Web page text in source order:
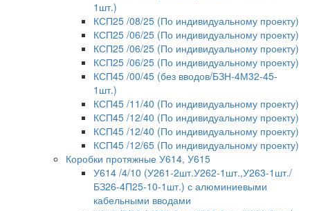
1шт.)
КСП25 /08/25 (По индивидуальному проекту)
КСП25 /06/25 (По индивидуальному проекту)
КСП25 /06/25 (По индивидуальному проекту)
КСП25 /06/25 (По индивидуальному проекту)
КСП45 /00/45 (без вводов/БЗН-4М32-45-
1шт.)
КСП45 /11/40 (По индивидуальному проекту)
КСП45 /12/40 (По индивидуальному проекту)
КСП45 /12/40 (По индивидуальному проекту)
КСП45 /12/65 (По индивидуальному проекту)
Коробки протяжные У614, У615
У614 /4/10 (У261-2шт.У262-1шт.,У263-1шт./
БЗ26-4П25-10-1шт.) с алюминиевыми
кабельными вводами